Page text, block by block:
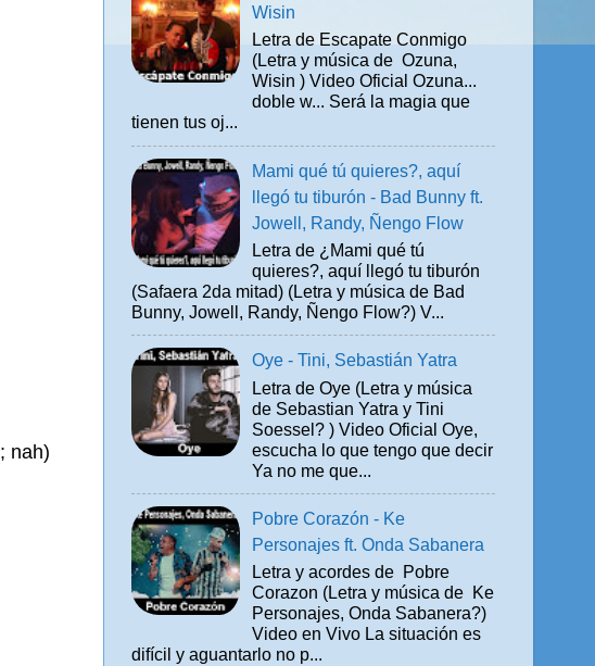
nah)
Wisin
Letra de Escapate Conmigo
(Letra y música de Ozuna,
Wisin ) Video Oficial Ozuna...
doble w... Será la magia que
tienen tus oj...
Mami qué tú quieres?, aquí
llegó tu tiburón - Bad Bunny ft.
Jowell, Randy, Ñengo Flow
Letra de ¿Mami qué tú
quieres?, aquí llegó tu tiburón
(Safaera 2da mitad) (Letra y música de Bad
Bunny, Jowell, Randy, Ñengo Flow?) V...
Oye - Tini, Sebastián Yatra
Letra de Oye (Letra y música
de Sebastian Yatra y Tini
Soessel? ) Video Oficial Oye,
escucha lo que tengo que decir
Ya no me que...
Pobre Corazón - Ke
Personajes ft. Onda Sabanera
Letra y acordes de Pobre
Corazon (Letra y música de Ke
Personajes, Onda Sabanera?)
Video en Vivo La situación es
difícil y aguantarlo no p...